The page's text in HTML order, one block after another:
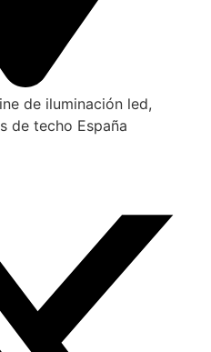
de iluminación led,
de techo España